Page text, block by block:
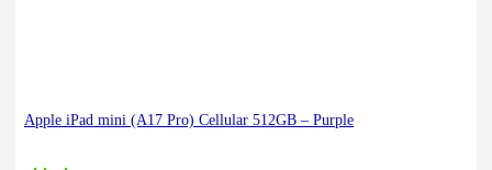
Apple iPad mini (A17 Pro) Cellular 512GB – Purple